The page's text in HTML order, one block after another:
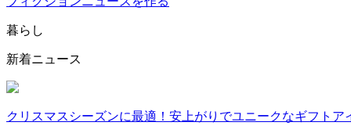
暮らし
新着ニュース
クリスマスシーズンに最適！安上がりでユニークなギフトア